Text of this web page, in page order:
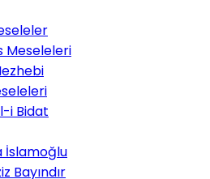
Meseleleri
i Bidat
İslamoğlu
Bayındır